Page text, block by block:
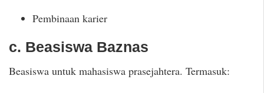
Pembinaan karier
c. Beasiswa Baznas
Beasiswa untuk mahasiswa prasejahtera. Termasuk: